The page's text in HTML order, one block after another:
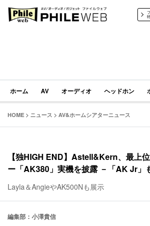
PHILE WEB｜AV/オーディオ/ガジェッ
ホーム AV オーディオ ヘッドホン
HOME > ニュース > AV&ホームシアターニュース
【独HIGH END】Astell&Kern、最上
ー「AK380」実機を披露 －「AK Jr」
Layla＆AngieやAK500Nも展示
編集部：小澤貴信